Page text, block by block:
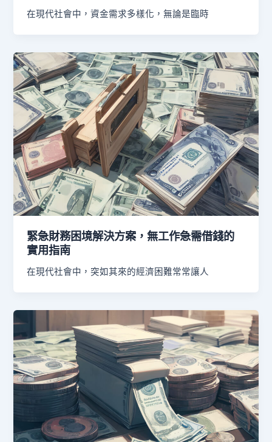
在現代社會中，資金需求多樣化，無論是臨時
緊急財務困境解決方案，無工作急需借錢的
實用指南
在現代社會中，突如其來的經濟困難常常讓人